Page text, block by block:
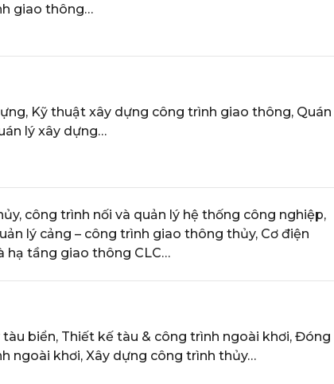
giao thông…
Kỹ thuật xây dựng công trình giao thông, Quán
lý xây dựng…
công trình nối và quản lý hệ thống công nghiệp,
lý cảng – công trình giao thông thủy, Cơ điện
hạ tầng giao thông CLC…
tàu biển, Thiết kế tàu & công trình ngoài khơi, Đóng
ngoài khơi, Xây dựng công trình thủy…